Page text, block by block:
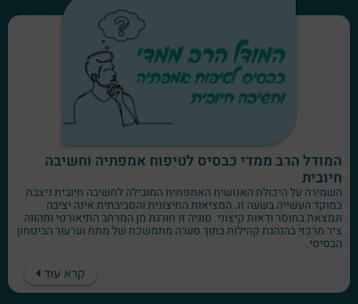
המודל הרב ממדי כבסיס לטיפוח אמפתיה וחשיבה
חיובית
השמירה על היכולת האנושית האמפתית המובילה לחשיבה חיובית ניצבת
במוקד העשייה בשעה זו. המציאות החיצונית והסביבתית אינה יציבה
ונמצאת בחוסר ודאות קיצוני. סוגיה זו חורגת מן המרחב התיאורטי ומהווה
ציר מרכזי בהנהגת קהילות בתוך סערה מתמשכת של מתח וערעור הביטחון
הבסיסי.
קרא עוד